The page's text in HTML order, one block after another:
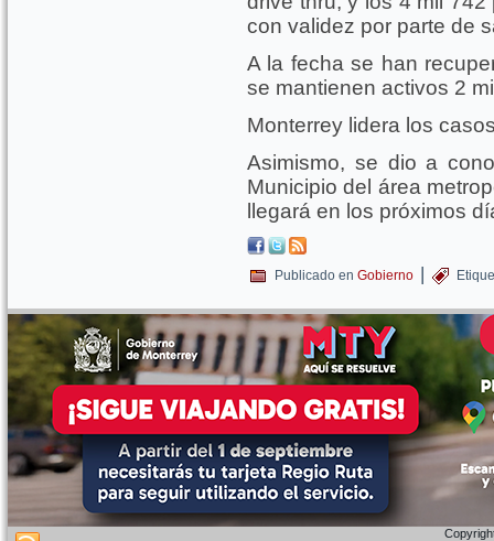
con validez por parte de
A la fecha se han
se mantienen activos 2
Monterrey lidera los
Asimismo, se dio a
Municipio del área
llegará en los próximos
Publicado en Gobierno |